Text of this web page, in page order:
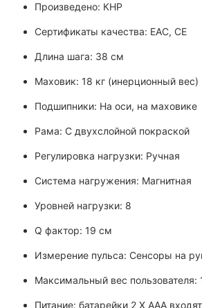
Произведено: КНР
Сертификаты качества: EAC, CE
Длина шага: 38 см
Маховик: 18 кг (инерционный вес)
Подшипники: На оси, на маховике
Рама: С двухслойной покраской
Регулировка нагрузки: Ручная
Система нагружения: Магнитная
Уровней нагрузки: 8
Q фактор: 19 см
Измерение пульса: Сенсоры на
Максимальный вес пользователя:
Питание: батарейки 2 Х ААА